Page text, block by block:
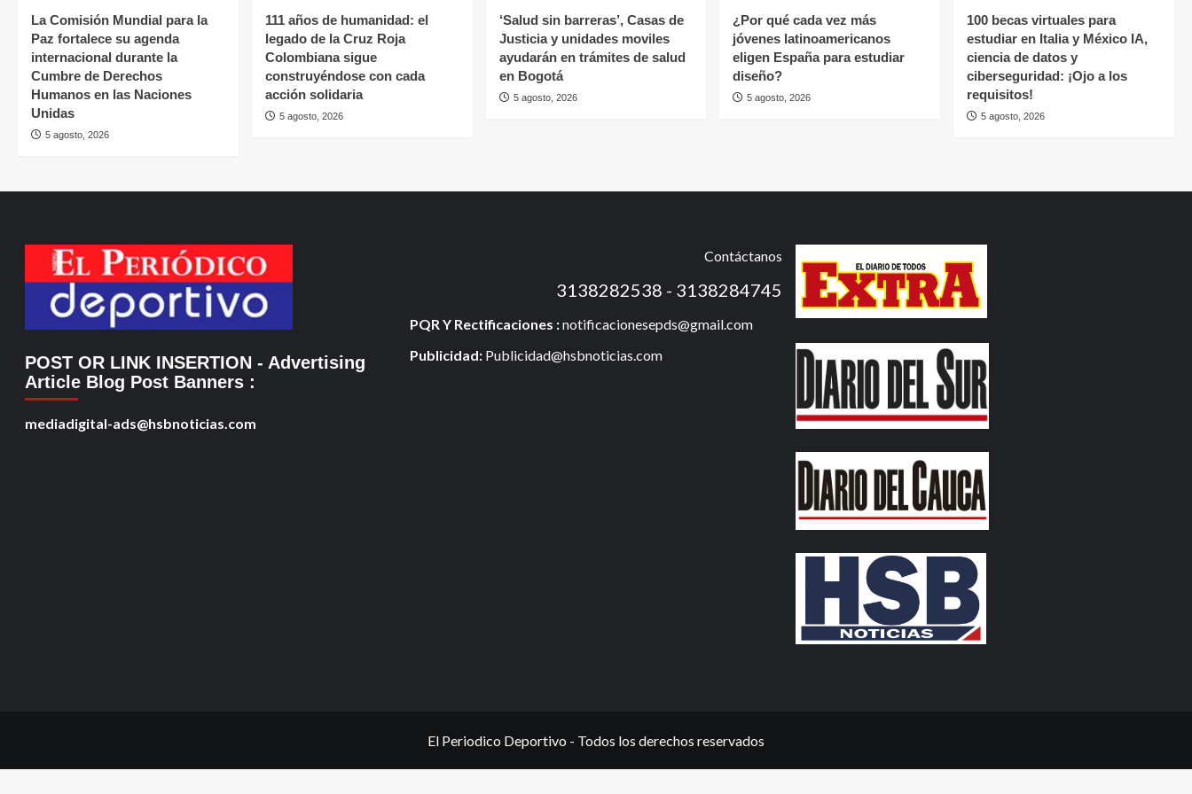
La Comisión Mundial para la
Paz fortalece su agenda
internacional durante la
Cumbre de Derechos
Humanos en las Naciones
Unidas
5 agosto, 2026
111 años de humanidad: el
legado de la Cruz Roja
Colombiana sigue
construyéndose con cada
acción solidaria
5 agosto, 2026
‘Salud sin barreras’, Casas de
Justicia y unidades moviles
ayudarán en trámites de salud
en Bogotá
5 agosto, 2026
¿Por qué cada vez más
jóvenes latinoamericanos
eligen España para estudiar
diseño?
5 agosto, 2026
100 becas virtuales para
estudiar en Italia y México IA,
ciencia de datos y
ciberseguridad: ¡Ojo a los
requisitos!
5 agosto, 2026
POST OR LINK INSERTION - Advertising
Article Blog Post Banners :
mediadigital-ads@hsbnoticias.com
Contáctanos
3138282538 - 3138284745
PQR Y Rectificaciones :notificacionesepds@gmail.com
Publicidad: Publicidad@hsbnoticias.com